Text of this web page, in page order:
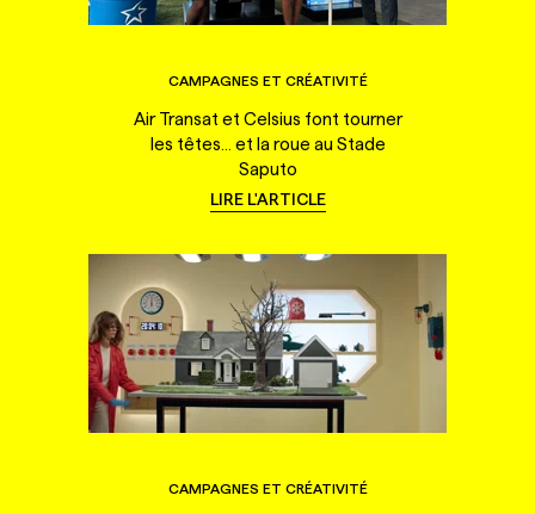
CAMPAGNES ET CRÉATIVITÉ
Air Transat et Celsius font tourner
les têtes... et la roue au Stade
Saputo
LIRE L'ARTICLE
CAMPAGNES ET CRÉATIVITÉ